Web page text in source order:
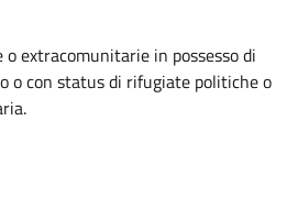
extracomunitarie in possesso di
o con status di rifugiate politiche o